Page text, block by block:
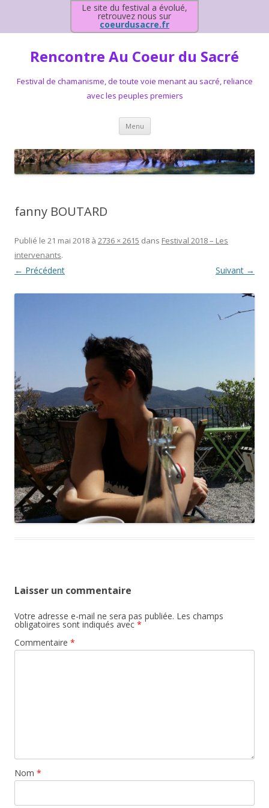
Le site du festival a évolué,
retrouvez nous sur
coeurdusacre.fr
Rencontre Au Coeur du Sacré
Festival de chamanisme, de toute voie menant au sacré, reliance
avec les peuples premiers
Menu Aller au contenu principal
fanny BOUTARD
Publié le 21 mai 2018 à 2736 × 2615 dans Festival 2018 – Les
intervenants.
← Précédent Suivant →
Laisser un commentaire
Votre adresse e-mail ne sera pas publiée. Les champs
obligatoires sont indiqués avec *
Commentaire *
Nom *